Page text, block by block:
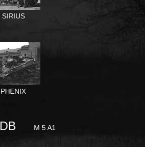
SIRIUS
PHENIX
DB M 5 A1